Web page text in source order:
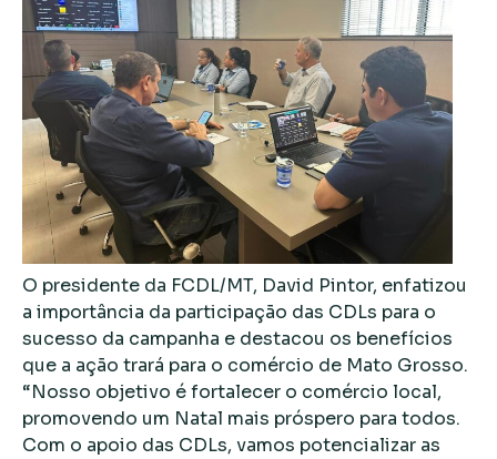
O presidente da FCDL/MT, David Pintor, enfatizou
a importância da participação das CDLs para o
sucesso da campanha e destacou os benefícios
que a ação trará para o comércio de Mato Grosso.
“Nosso objetivo é fortalecer o comércio local,
promovendo um Natal mais próspero para todos.
Com o apoio das CDLs, vamos potencializar as